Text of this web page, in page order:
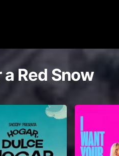
aRed Snow